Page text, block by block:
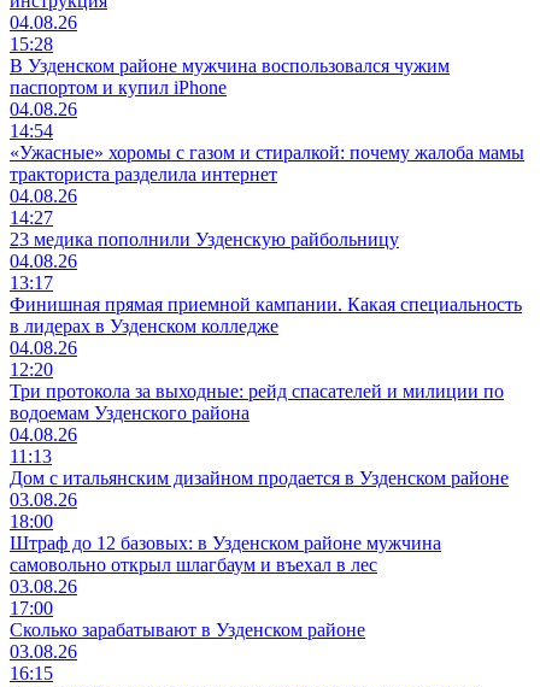
04.08.26
15:28
В Узденском районе мужчина воспользовался чужим
паспортом и купил iPhone
04.08.26
14:54
«Ужасные» хоромы с газом и стиралкой: почему жалоба мамы
тракториста разделила интернет
04.08.26
14:27
23 медика пополнили Узденскую райбольницу
04.08.26
13:17
Финишная прямая приемной кампании. Какая специальность
в лидерах в Узденском колледже
04.08.26
12:20
Три протокола за выходные: рейд спасателей и милиции по
водоемам Узденского района
04.08.26
11:13
Дом с итальянским дизайном продается в Узденском районе
03.08.26
18:00
Штраф до 12 базовых: в Узденском районе мужчина
самовольно открыл шлагбаум и въехал в лес
03.08.26
17:00
Сколько зарабатывают в Узденском районе
03.08.26
16:15